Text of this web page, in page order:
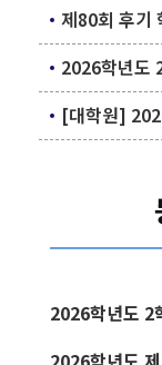
제80회 후기